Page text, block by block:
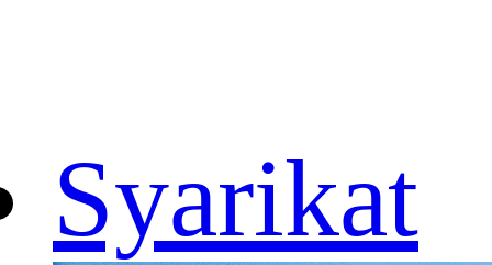
Syarikat